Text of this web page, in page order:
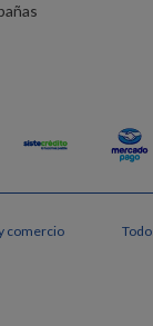
comercio